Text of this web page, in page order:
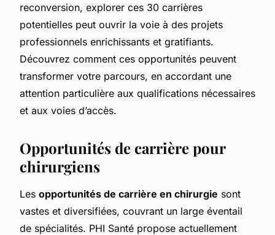
reconversion, explorer ces 30 carrières
potentielles peut ouvrir la voie à des projets
professionnels enrichissants et gratifiants.
Découvrez comment ces opportunités peuvent
transformer votre parcours, en accordant une
attention particulière aux qualifications nécessaires
et aux voies d’accès.
Opportunités de carrière pour
chirurgiens
Les opportunités de carrière en chirurgie sont
vastes et diversifiées, couvrant un large éventail
de spécialités. PHI Santé propose actuellement